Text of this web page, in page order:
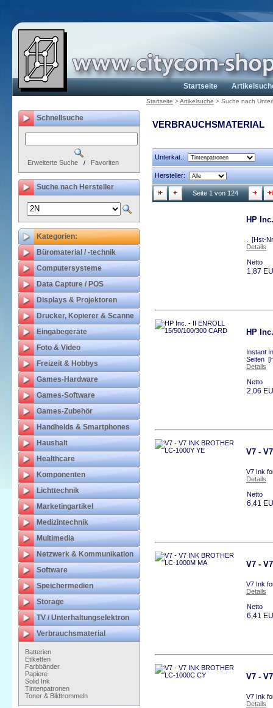
Startseite
Startseite >Artikelsuche > Suche nach
VERBRAUCHSMATERIAL
Unterkat.:
Hersteller:
Seite 1 von 124
HP
. [Hst-
Details
Netto
1,87
HP
Instant
Seiten
Details
Netto
2,06
V7 -
V7 Ink
Details
Netto
6,41
V7 -
V7 Ink
Details
Netto
6,41
V7 -
V7 Ink
Details
Schnellsuche
Erweiterte Suche / Favoriten
Suche nach Hersteller
Kategorien:
Büromaterial / -technik
Computersysteme
Data Capture / POS
Displays & Projektoren
Drucker, Kopierer & Scanne
Eingabegeräte
Foto & Video
Freizeit & Hobbys
Games-Hardware
Games-Software
Games-Zubehör
Handhelds & Smartphones
Haushalt
Healthcare
Komponenten
Lichttechnik
Marketingartikel
Medizintechnik
Multimedia
Netzwerk & Kommunikation
Software
Speichermedien
Storage
TV / Unterhaltungselektron
Verbrauchsmaterial
Batterien
Etiketten
Farbbänder
Papiere
Solid Ink
Tintenpatronen
Toner & Bildtrommeln